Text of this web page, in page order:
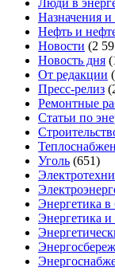
Люди в
Назначения и
Нефть и
Новости (2
Новость дня
От редакции
Пресс-релиз
Ремонтные
Статьи по
Уголь (651)
Энергетика в
Энергетика